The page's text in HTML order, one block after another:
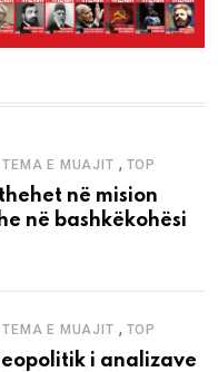
TEMA E MUAJIT , TOP
në mision
në bashkëkohësi
TEMA E MUAJIT , TOP
i analizave